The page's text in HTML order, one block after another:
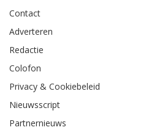
Contact
Adverteren
Redactie
Colofon
Privacy & Cookiebeleid
Nieuwsscript
Partnernieuws